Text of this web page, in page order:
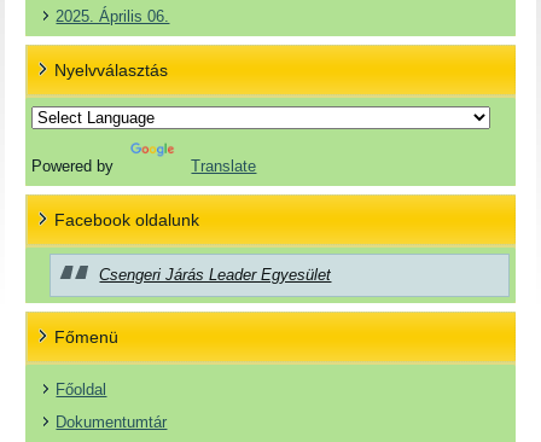
2025. Április 06.
Nyelvválasztás
Powered by Translate
Facebook oldalunk
Csengeri Járás Leader Egyesület
Főmenü
Főoldal
Dokumentumtár